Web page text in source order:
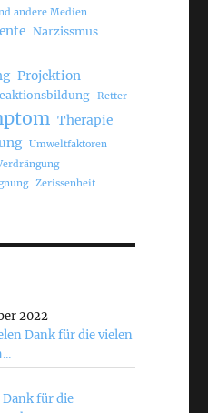
andere Medien
Narzissmus
Projektion
Retter
Therapie
Umweltfaktoren
Zerissenheit
2022
Dank für die vielen
für die